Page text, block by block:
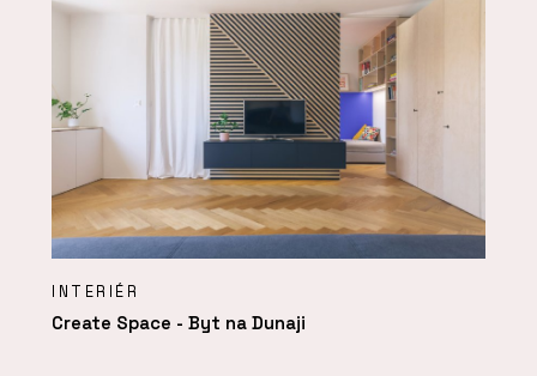
INTERIÉR
Create Space - Byt na Dunaji